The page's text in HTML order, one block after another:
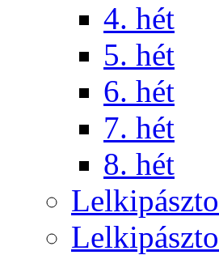
4. hét
5. hét
6. hét
7. hét
8. hét